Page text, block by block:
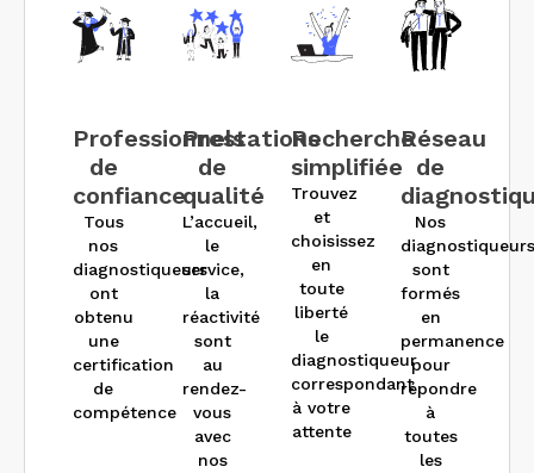
Professionnels
de
confiance
Tous
nos
diagnostiqueurs
ont
obtenu
une
certification
de
compétence
Prestations
de
qualité
L’accueil,
le
service,
la
réactivité
sont
au
rendez-
vous
avec
nos
Recherche
simplifiée
Trouvez
et
choisissez
en
toute
liberté
le
diagnostiqueur
correspondant
à votre
attente
Réseau
de
Nos
diagnostiqueurs
sont
formés
en
permanence
pour
répondre
à
toutes
les